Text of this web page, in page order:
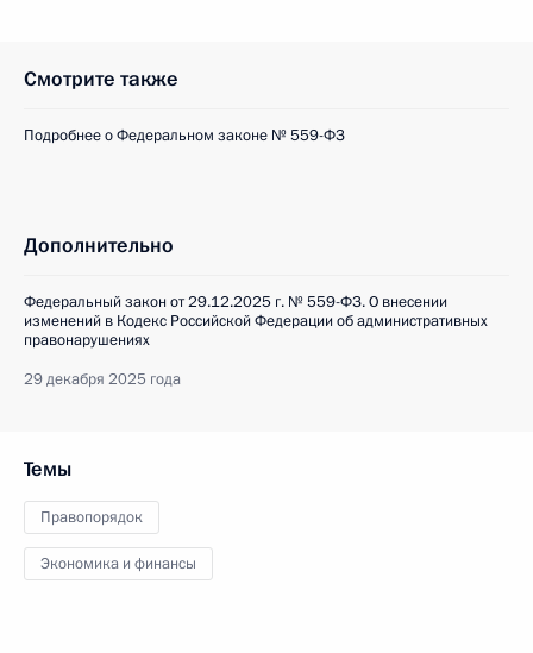
Смотрите также
Подробнее о Федеральном законе № 559-ФЗ
Дополнительно
Федеральный закон от 29.12.2025 г. № 559-ФЗ. О внесении
изменений в Кодекс Российской Федерации об административных
правонарушениях
29 декабря 2025 года
Темы
Правопорядок
Экономика и финансы